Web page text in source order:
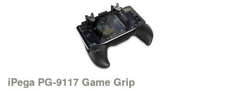
iPega PG-9117 Game Grip